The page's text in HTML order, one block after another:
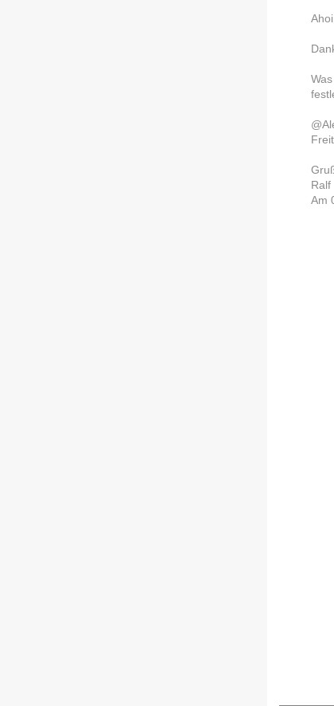
Ahoi,
Ralf
Am